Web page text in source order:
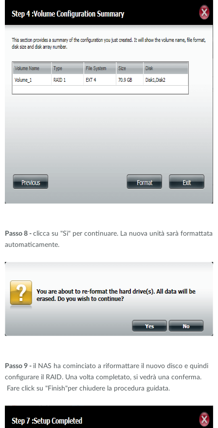
Passo 8 - clicca su "Sì" per continuare. La nuova unità sarà formattata
automaticamente.
Passo 9 - il NAS ha cominciato a riformattare il nuovo disco e quindi
configurare il RAID. Una volta completato, si vedrà una conferma.
Fare click su "Finish"per chiudere la procedura guidata.